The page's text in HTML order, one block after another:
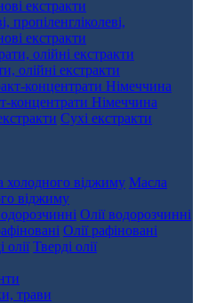
пропіленгліколеві,
екстракти
олійні екстракти
концентрати Німеччина
Сухі екстракти
Масла
віджиму
Олії водорозчинні
Олії рафіновані
Тверді олії
трави